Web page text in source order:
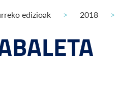
edizioak 2018